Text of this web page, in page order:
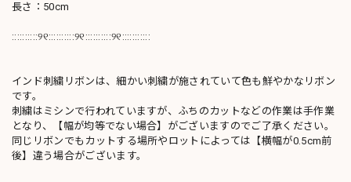
長さ：50cm
::::::::::୨୧::::::::::୨୧::::::::::୨୧:::::::::::
インド刺繍リボンは、細かい刺繍が施されていて色も鮮やかなリボン
です。
刺繍はミシンで行われていますが、ふちのカットなどの作業は手作業
となり、【幅が均等でない場合】がございますのでご了承ください。
同じリボンでもカットする場所やロットによっては【横幅が0.5cm前
後】違う場合がございます。